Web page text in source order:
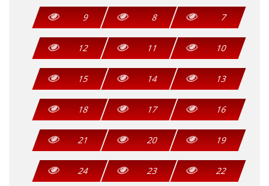
7
8
9
10
11
12
13
14
15
16
17
18
19
20
21
22
23
24